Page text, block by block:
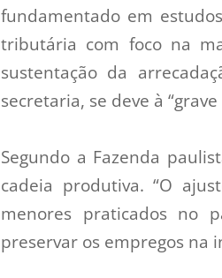
fundamentado em
tributária com foco na
sustentação da
secretaria, se deve à
Segundo a Fazenda
cadeia produtiva. “O
menores praticados no
preservar os empregos na